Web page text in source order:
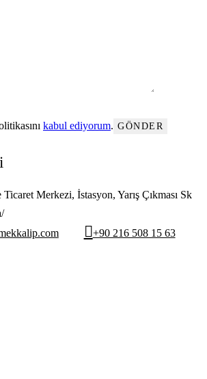
kabul ediyorum.
Merkezi, İstasyon, Yarış Çıkması Sk
+90 216 508 15 63